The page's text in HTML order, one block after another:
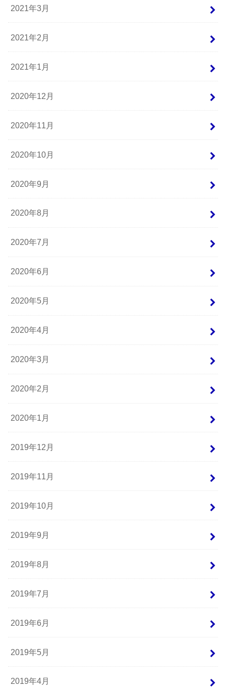
2021年3月
2021年2月
2021年1月
2020年12月
2020年11月
2020年10月
2020年9月
2020年8月
2020年7月
2020年6月
2020年5月
2020年4月
2020年3月
2020年2月
2020年1月
2019年12月
2019年11月
2019年10月
2019年9月
2019年8月
2019年7月
2019年6月
2019年5月
2019年4月